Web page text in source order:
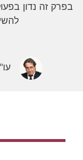
בפרק זה נדון